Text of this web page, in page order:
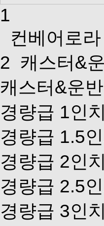
1
컨베어로라
2 캐스터&
캐스터&운
경량급 1인치
경량급 1.5
경량급 2인치
경량급 2.5
경량급 3인치